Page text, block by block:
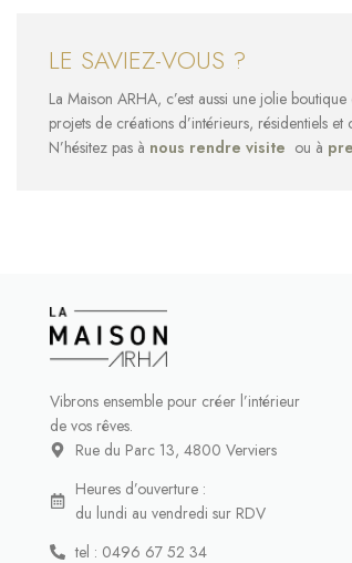
LE SAVIEZ-VOUS ?
La Maison ARHA, c’est aussi une jolie
projets de créations d’intérieurs, résidentiels et
N’hésitez pas à nous rendre visite ou à
Vibrons ensemble pour créer l’intérieur
de vos rêves.
Rue du Parc 13, 4800 Verviers
Heures d’ouverture :
du lundi au vendredi sur RDV
tel : 0496 67 52 34